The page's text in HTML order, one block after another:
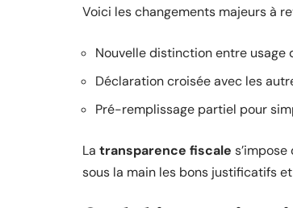
Voici les changements majeurs à
Nouvelle distinction entre
Déclaration croisée avec les
Pré-remplissage partiel pour
La transparence fiscale
sous la main les bons justificatifs